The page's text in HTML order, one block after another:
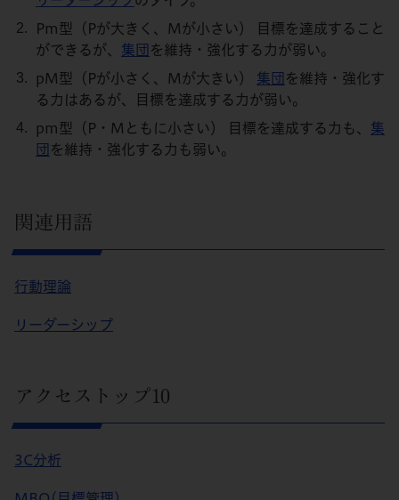
Pm型（Pが大きく、Mが小さい） 目標を達成すること
ができるが、 集団 を維持・強化する力が弱い。
pM型（Pが小さく、Mが大きい） 集団 を維持・強化す
る力はあるが、目標を達成する力が弱い。
pm型（P・Mともに小さい） 目標を達成する力も、 集
団 を維持・強化する力も弱い。
関連用語
行動理論
リーダーシップ
アクセストップ10
3C分析